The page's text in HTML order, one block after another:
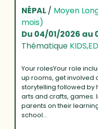
NÉPAL/ Moyen
mois)
Du 04/01/2026 au
Thématique
Your rolesYour role
up rooms, get involved
storytelling followed by
arts and crafts, games.
parents on their
school...